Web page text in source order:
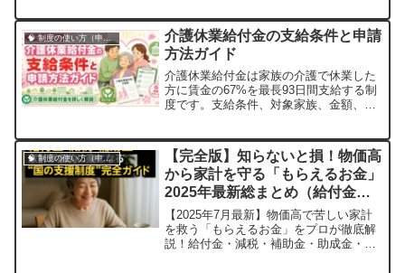
をご案内します。
介護休業給付金の支給条件と申請
方法ガイド
介護休業給付金は家族の介護で休業した
方に賃金の67%を最長93日間支給する制
度です。支給条件、対象家族、金額、申
🧠 制度の使い方（申請・相談など）
【完全版】知らないと損！物価高
から家計を守る「もらえるお金」
2025年最新総まとめ（給付金・
減税・補助金）
【2025年7月最新】物価高で苦しい家計
を救う「もらえるお金」をプロが徹底解
説！給付金・減税・補助金・助成金・奨